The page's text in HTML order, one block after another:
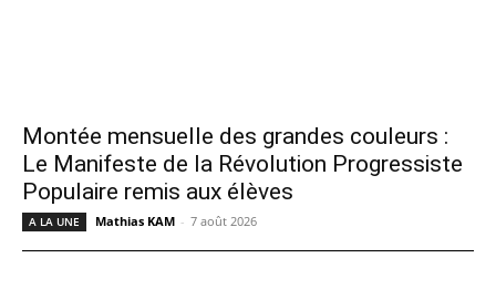
Montée mensuelle des grandes couleurs :
Le Manifeste de la Révolution Progressiste
Populaire remis aux élèves
A LA UNE Mathias KAM - 7 août 2026